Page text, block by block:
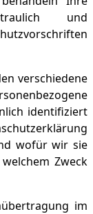
und
verschiedene
identifiziert
wofür wir sie
Zweck
im